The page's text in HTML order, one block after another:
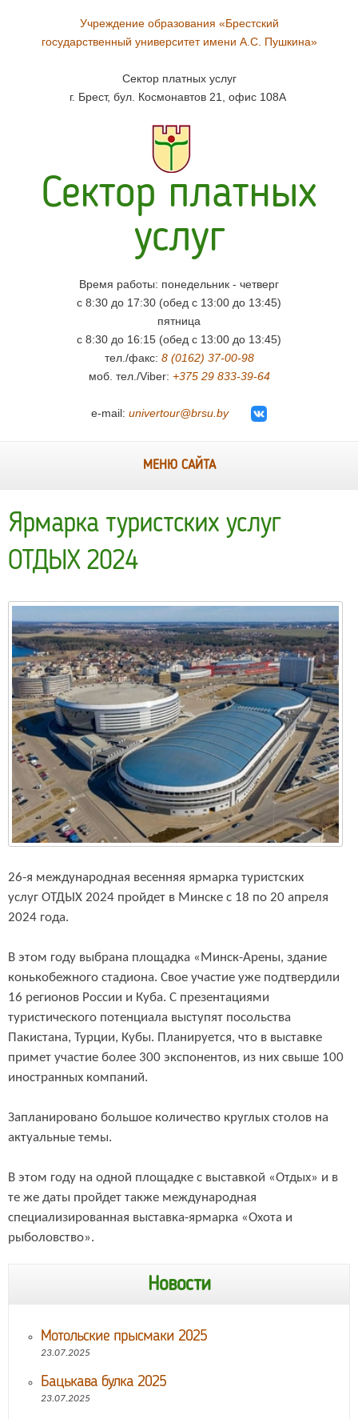
Учреждение образования «Брестский
государственный университет имени А.С. Пушкина»
Сектор платных услуг
г. Брест, бул. Космонавтов 21, офис 108А
Сектор платных
услуг
Время работы: понедельник - четверг
с 8:30 до 17:30 (обед с 13:00 до 13:45)
пятница
с 8:30 до 16:15 (обед с 13:00 до 13:45)
тел./факс: 8 (0162) 37-00-98
моб. тел./Viber: +375 29 833-39-64
e-mail: univertour@brsu.by
МЕНЮ САЙТА
Ярмарка туристских услуг
ОТДЫХ 2024
26-я международная весенняя ярмарка туристских
услуг ОТДЫХ 2024 пройдет в Минске с 18 по 20 апреля
2024 года.
В этом году выбрана площадка «Минск-Арены, здание
конькобежного стадиона. Свое участие уже подтвердили
16 регионов России и Куба. С презентациями
туристического потенциала выступят посольства
Пакистана, Турции, Кубы. Планируется, что в выставке
примет участие более 300 экспонентов, из них свыше 100
иностранных компаний.
Запланировано большое количество круглых столов на
актуальные темы.
В этом году на одной площадке с выставкой «Отдых» и в
те же даты пройдет также международная
специализированная выставка-ярмарка «Охота и
рыболовство».
Новости
Мотольские прысмаки 2025
23.07.2025
Бацькава булка 2025
23.07.2025